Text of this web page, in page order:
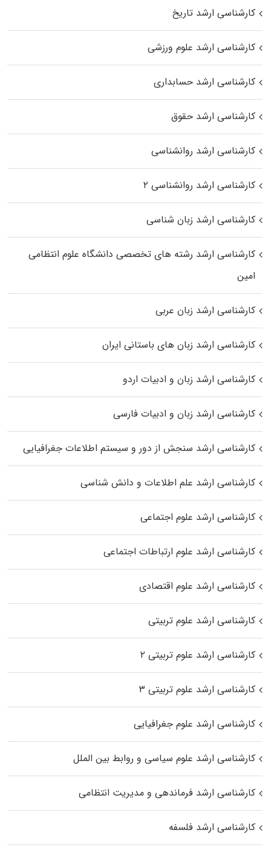
کارشناسی ارشد تاریخ
کارشناسی ارشد علوم ورزشی
کارشناسی ارشد حسابداری
کارشناسی ارشد حقوق
کارشناسی ارشد روانشناسی
کارشناسی ارشد روانشناسی ۲
کارشناسی ارشد زبان شناسی
کارشناسی ارشد رﺷﺘﻪ ﻫﺎی تخصصی داﻧﺸﮕﺎه ﻋﻠﻮم انتظامی
اﻣﻴﻦ
کارشناسی ارشد زبان عربی
کارشناسی ارشد زبان‌ های باستانی ایران
کارشناسی ارشد زبان و ادبیات اردو
کارشناسی ارشد زبان و ادبیات فارسی
کارشناسی ارشد سنجش از دور و سیستم اطلاعات جغرافیایی
کارشناسی ارشد علم اطلاعات و دانش شناسی
کارشناسی ارشد علوم اجتماعی
کارشناسی ارشد علوم ارتباطات اجتماعی
کارشناسی ارشد علوم اقتصادی
کارشناسی ارشد علوم تربیتی
کارشناسی ارشد علوم تربیتی ۲
کارشناسی ارشد علوم تربیتی ۳
کارشناسی ارشد علوم جغرافیایی
کارشناسی ارشد علوم سیاسی و روابط بین الملل
کارشناسی ارشد فرماندهی و مدیریت انتظامی
کارشناسی ارشد فلسفه